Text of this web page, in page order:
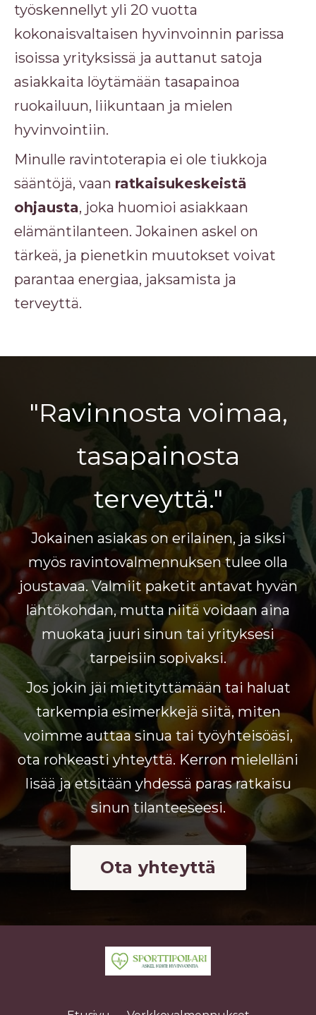
työskennellyt yli 20 vuotta
kokonaisvaltaisen hyvinvoinnin parissa
isoissa yrityksissä ja auttanut satoja
asiakkaita löytämään tasapainoa
ruokailuun, liikuntaan ja mielen
hyvinvointiin.
Minulle ravintoterapia ei ole tiukkoja
sääntöjä, vaan ratkaisukeskeistä
ohjausta, joka huomioi asiakkaan
elämäntilanteen. Jokainen askel on
tärkeä, ja pienetkin muutokset voivat
parantaa energiaa, jaksamista ja
terveyttä.
"Ravinnosta voimaa,
tasapainosta
terveyttä."
Jokainen asiakas on erilainen, ja siksi
myös ravintovalmennuksen tulee olla
joustavaa. Valmiit paketit antavat hyvän
lähtökohdan, mutta niitä voidaan aina
muokata juuri sinun tai yrityksesi
tarpeisiin sopivaksi.
Jos jokin jäi mietityttämään tai haluat
tarkempia esimerkkejä siitä, miten
voimme auttaa sinua tai työyhteisöäsi,
ota rohkeasti yhteyttä. Kerron mielelläni
lisää ja etsitään yhdessä paras ratkaisu
sinun tilanteeseesi.
Ota yhteyttä